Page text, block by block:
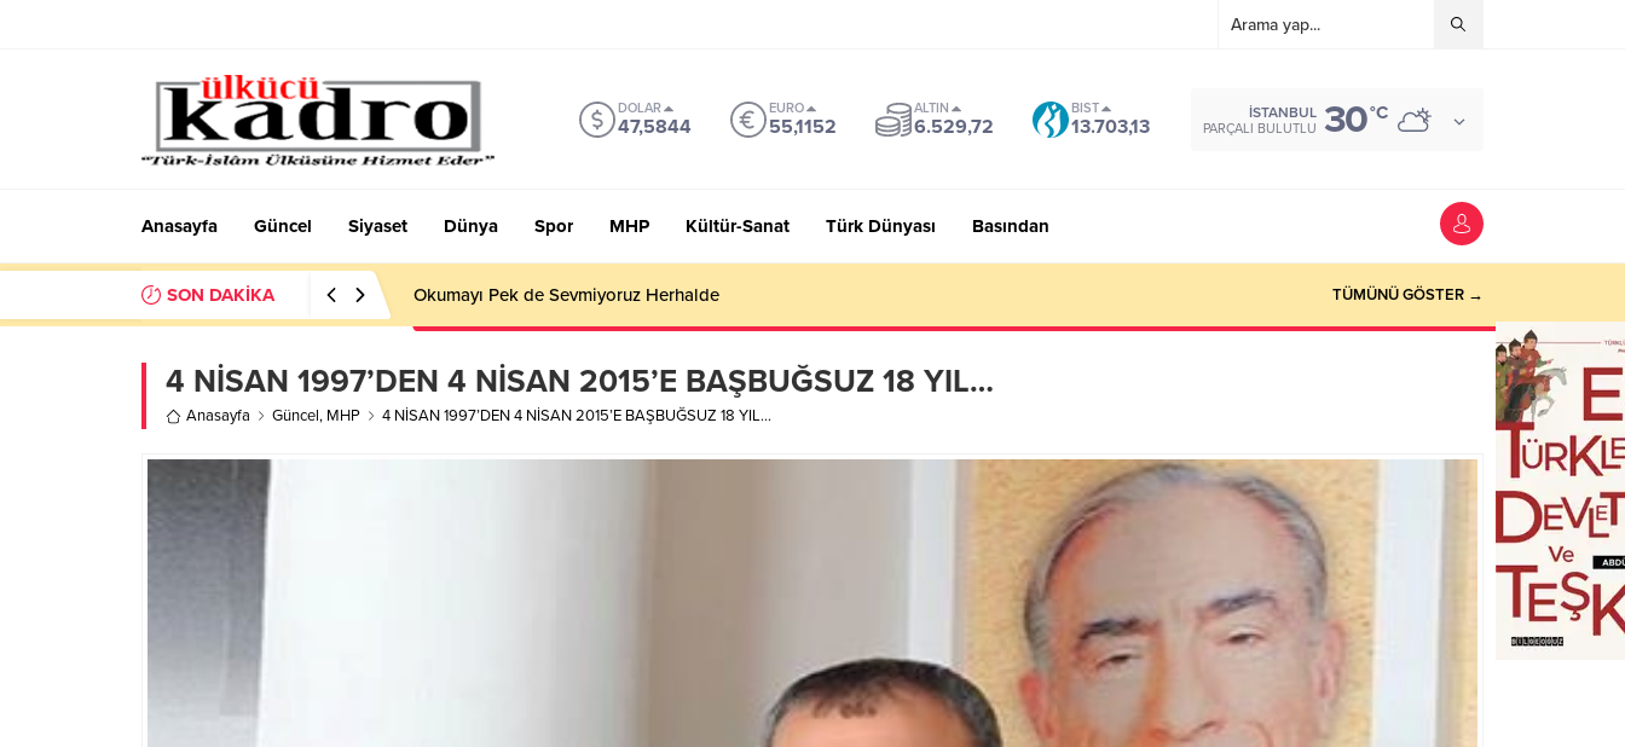
DOLAR
47,5844
EURO
55,1152
ALTIN
6.529,72
BIST
13.703,13
İSTANBUL
PARÇALI BULUTLU 30°C
Anasayfa Güncel Siyaset Dünya Spor MHP Kültür-Sanat Türk Dünyası Basından
SON DAKİKA Okumayı Pek de Sevmiyoruz Herhalde TÜMÜNÜ GÖSTER →
4 NİSAN 1997’DEN 4 NİSAN 2015’E BAŞBUĞSUZ 18 YIL…
Anasayfa Güncel, MHP 4 NİSAN 1997’DEN 4 NİSAN 2015’E BAŞBUĞSUZ 18 YIL…